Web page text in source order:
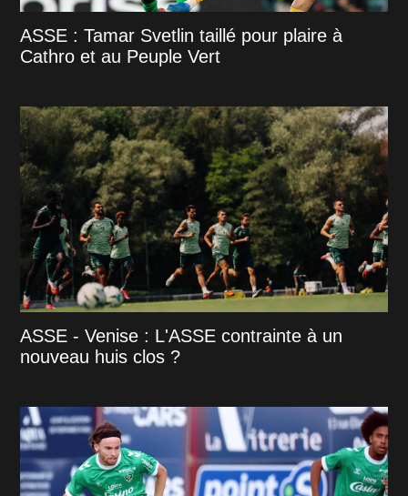
ASSE : Tamar Svetlin taillé pour plaire à
Cathro et au Peuple Vert
ASSE - Venise : L'ASSE contrainte à un
nouveau huis clos ?